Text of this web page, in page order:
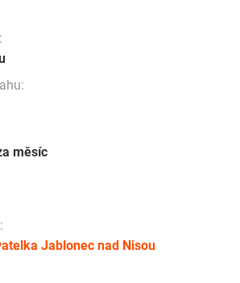
měsíc
Jablonec nad Nisou